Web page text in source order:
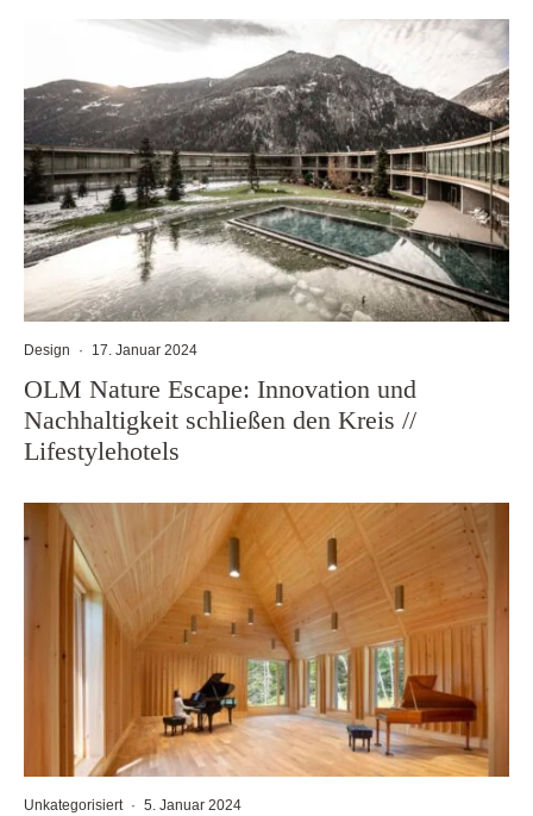
Design · 17. Januar 2024
OLM Nature Escape: Innovation und
Nachhaltigkeit schließen den Kreis //
Lifestylehotels
Unkategorisiert · 5. Januar 2024